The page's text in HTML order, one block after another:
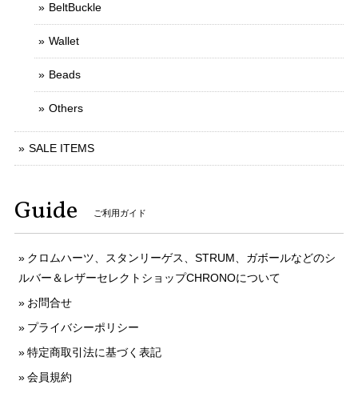
BeltBuckle
Wallet
Beads
Others
SALE ITEMS
Guide ご利用ガイド
クロムハーツ、スタンリーゲス、STRUM、ガボールなどのシ
ルバー＆レザーセレクトショップCHRONOについて
お問合せ
プライバシーポリシー
特定商取引法に基づく表記
会員規約